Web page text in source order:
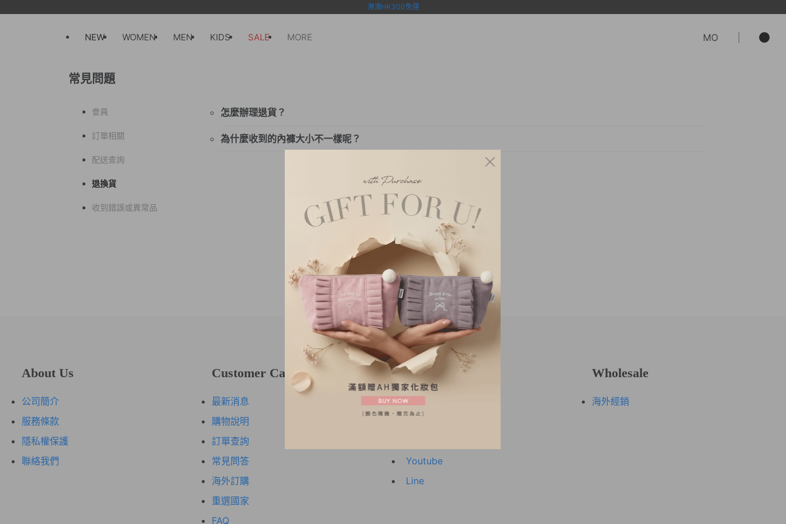
港澳HK300免運
NEW WOMEN MEN KIDS SALE MORE MO
常見問題
會員
訂單相關
配送查詢
退換貨
收到錯誤或異常品
怎麼辦理退貨？
因物流回傳資訊需約一天的時間，收到包裹後若欲申請退貨則須於隔日登入會員，屆時訂單內會顯示[我要退貨]
按鍵即可申請線上退貨。
※基於安全和衛生考量，貼身用品如內衣褲、罩杯睡衣、襪子類等商品，恕不接受退貨，敬請見諒。
為什麼收到的內褲大小不一樣呢？
同一尺寸但會因不同版型款式有不同大小屬於正常情況喔，因每一位顧客喜歡的穿著感受不盡相同，AH製作許多
不同的版型款式，讓顧客可以依據商品尺寸表挑選喜歡的版型設計。
About Us
公司簡介
服務條款
隱私權保護
聯絡我們
Customer Care
最新消息
購物說明
訂單查詢
常見問答
海外訂購
重選國家
FAQ
Follow Us
Facebook (TW)
Youtube
Line
Wholesale
海外經銷